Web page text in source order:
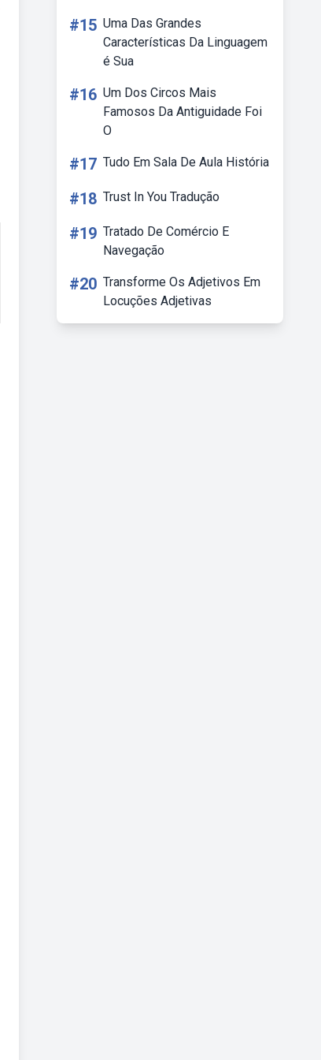
#15 Uma Das Grandes
Características Da Linguagem
é Sua
#16 Um Dos Circos Mais
Famosos Da Antiguidade Foi
O
#17 Tudo Em Sala De Aula História
#18 Trust In You Tradução
#19 Tratado De Comércio E
Navegação
#20 Transforme Os Adjetivos Em
Locuções Adjetivas